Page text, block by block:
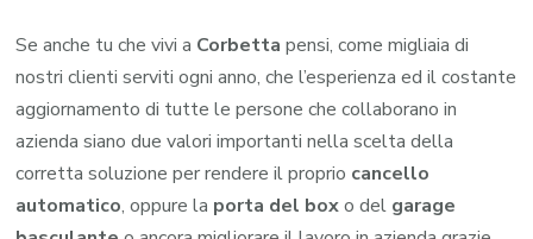
Se anche tu che vivi a Corbetta pensi, come migliaia di
nostri clienti serviti ogni anno, che l’esperienza ed il costante
aggiornamento di tutte le persone che collaborano in
azienda siano due valori importanti nella scelta della
corretta soluzione per rendere il proprio cancello
automatico, oppure la porta del boxo del garage